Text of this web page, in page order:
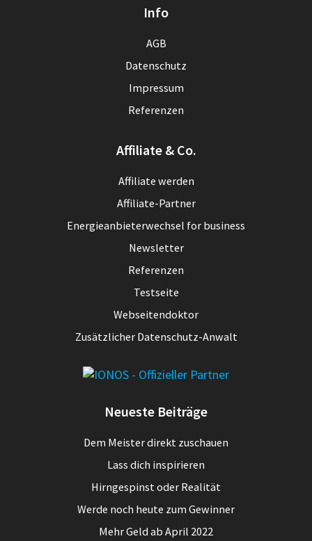
Info
AGB
Datenschutz
Impressum
Referenzen
Affiliate & Co.
Affiliate werden
Affiliate-Partner
Energieanbieterwechsel for business
Newsletter
Referenzen
Testseite
Webseitendoktor
Zusätzlicher Datenschutz-Anwalt
Neueste Beiträge
Dem Meister direkt zuschauen
Lass dich inspirieren
Hirngespinst oder Realität
Werde noch heute zum Gewinner
Mehr Geld ab April 2022